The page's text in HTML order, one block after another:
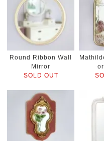
Round Ribbon Wall
Mirror
SOLD OUT